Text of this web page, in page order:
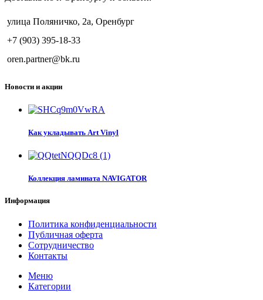
улица Поляничко, 2а, Оренбург
+7 (903) 395-18-33
oren.partner@bk.ru
Новости и акции
Как укладывать Art Vinyl
Коллекция ламината NAVIGATOR
Информация
Политика конфиденциальности
Публичная оферта
Сотрудничество
Контакты
Меню
Категории